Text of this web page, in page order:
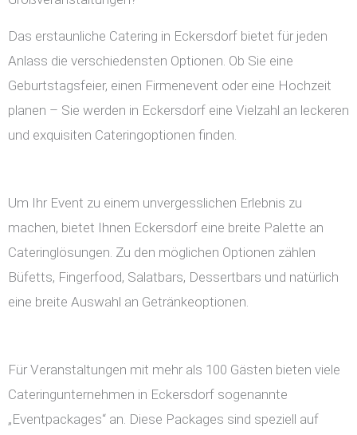
Das erstaunliche Catering in Eckersdorf bietet für jeden
Anlass die verschiedensten Optionen. Ob Sie eine
Geburtstagsfeier, einen Firmenevent oder eine Hochzeit
planen – Sie werden in Eckersdorf eine Vielzahl an leckeren
und exquisiten Cateringoptionen finden.
Um Ihr Event zu einem unvergesslichen Erlebnis zu
machen, bietet Ihnen Eckersdorf eine breite Palette an
Cateringlösungen. Zu den möglichen Optionen zählen
Büfetts, Fingerfood, Salatbars, Dessertbars und natürlich
eine breite Auswahl an Getränkeoptionen.
Für Veranstaltungen mit mehr als 100 Gästen bieten viele
Cateringunternehmen in Eckersdorf sogenannte
„Eventpackages“ an. Diese Packages sind speziell auf